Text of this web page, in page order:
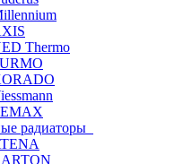
Thermo
радиаторы